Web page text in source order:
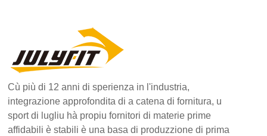
Cù più di 12 anni di sperienza in l'industria,
integrazione approfondita di a catena di fornitura, u
sport di lugliu hà propiu fornitori di materie prime
affidabili è stabili è una basa di produzzione di prima